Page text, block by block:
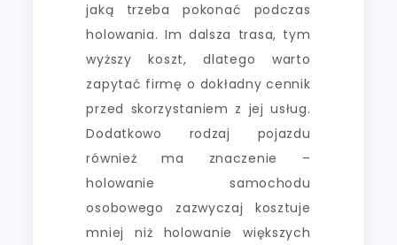
jaką trzeba pokonać podczas
holowania. Im dalsza trasa, tym
wyższy koszt, dlatego warto
zapytać firmę o dokładny cennik
przed skorzystaniem z jej usług.
Dodatkowo rodzaj pojazdu
również ma znaczenie –
holowanie samochodu
osobowego zazwyczaj kosztuje
mniej niż holowanie większych